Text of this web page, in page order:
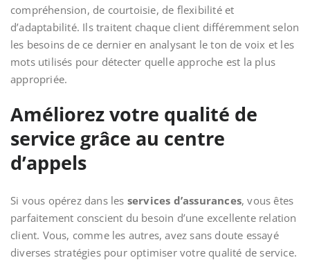
compréhension, de courtoisie, de flexibilité et
d’adaptabilité. Ils traitent chaque client différemment selon
les besoins de ce dernier en analysant le ton de voix et les
mots utilisés pour détecter quelle approche est la plus
appropriée.
Améliorez votre qualité de
service grâce au centre
d’appels
Si vous opérez dans les services d’assurances, vous êtes
parfaitement conscient du besoin d’une excellente relation
client. Vous, comme les autres, avez sans doute essayé
diverses stratégies pour optimiser votre qualité de service.